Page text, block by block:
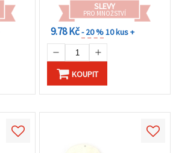
SLEVY
PRO MNOŽSTVÍ
9.78 Kč- 20 %10 kus +
KOUPIT